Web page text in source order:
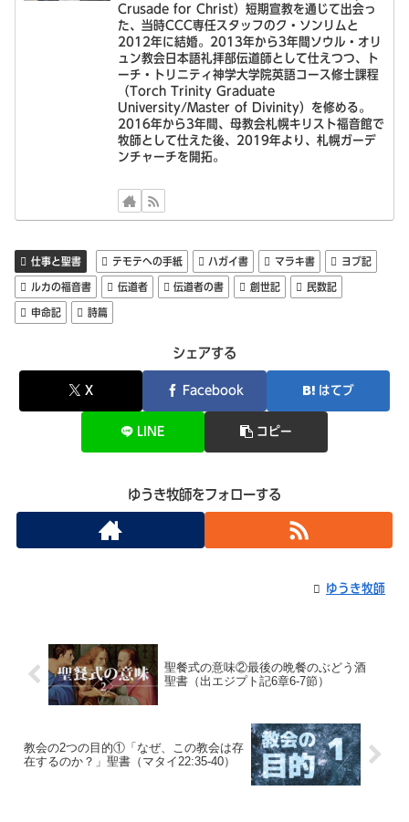
Crusade for Christ）短期宣教を通じて出会っ
た、当時CCC専任スタッフのク・ソンリムと
2012年に結婚。2013年から3年間ソウル・オリ
ュン教会日本語礼拝部伝道師として仕えつつ、ト
ーチ・トリニティ神学大学院英語コース修士課程
（Torch Trinity Graduate
University/Master of Divinity）を修める。
2016年から3年間、母教会札幌キリスト福音館で
牧師として仕えた後、2019年より、札幌ガーデ
ンチャーチを開拓。
仕事と聖書 テモテへの手紙 ハガイ書 マラキ書 ヨブ記
ルカの福音書 伝道者 伝道者の書 創世記 民数記
申命記 詩篇
シェアする
X Facebook はてブ
LINE コピー
ゆうき牧師をフォローする
ゆうき牧師
聖餐式の意味②最後の晩餐のぶどう酒
聖書（出エジプト記6章6-7節）
教会の2つの目的①「なぜ、この教会は存
在するのか？」聖書（マタイ22:35-40）